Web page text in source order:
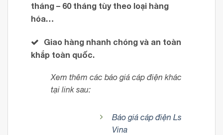
tháng – 60 tháng tùy theo loại hàng
hóa…
Giao hàng nhanh chóng và an toàn
khắp toàn quốc.
Xem thêm các báo giá cáp điện khác
tại link sau:
Báo giá cáp điện Ls
Vina